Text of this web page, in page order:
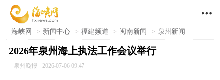

海峡网 > 新闻中心 > 福建频道 > 闽南新闻 > 泉州新闻
2026年泉州海上执法工作会议举行
泉州晚报 2026-07-06 09:47